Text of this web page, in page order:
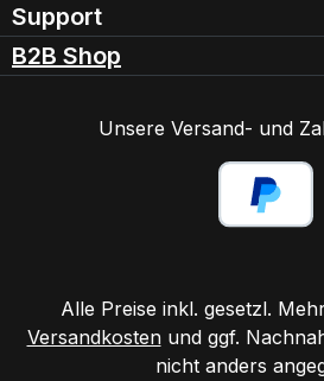
Support
B2B Shop
Unsere Versand- und
Alle Preise inkl. gesetzl.
Versandkostenund ggf.
nicht anders